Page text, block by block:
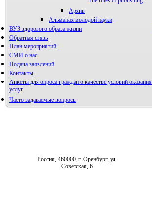
Архив
Альманах молодой науки
Редакция журнала
ВУЗ здорового образа жизни
Фотогалерея
Обратная связь
План мероприятий
СМИ о нас
Подача заявлений
Контакты
Анкеты для опроса граждан о качестве условий оказания
услуг
Часто задаваемые вопросы
Россия, 460000, г. Оренбург, ул.
Советская, 6